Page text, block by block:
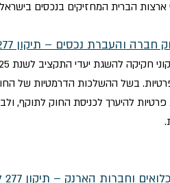
ארצות הברית המחזיקים בנכסים
להיערך לכניסת החוק לתוקף,
וחברות הארנק – תיקון 277 לפקודה